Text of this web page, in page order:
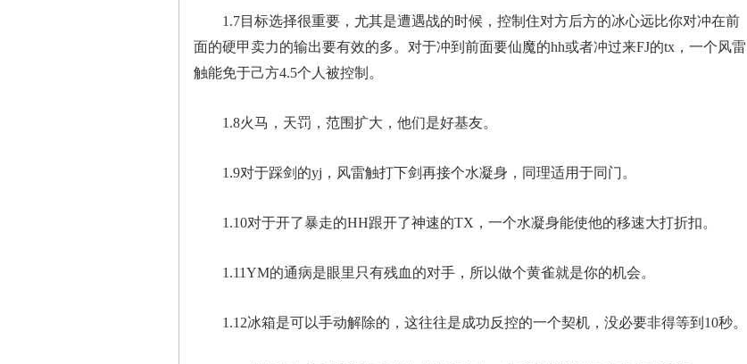
1.7目标选择很重要，尤其是遭遇战的时候，控制住对方后方的冰心远比你对冲在前
面的硬甲卖力的输出要有效的多。对于冲到前面要仙魔的hh或者冲过来FJ的tx，一个风雷
触能免于己方4.5个人被控制。
1.8火马，天罚，范围扩大，他们是好基友。
1.9对于踩剑的yj，风雷触打下剑再接个水凝身，同理适用于同门。
1.10对于开了暴走的HH跟开了神速的TX，一个水凝身能使他的移速大打折扣。
1.11YM的通病是眼里只有残血的对手，所以做个黄雀就是你的机会。
1.12冰箱是可以手动解除的，这往往是成功反控的一个契机，没必要非得等到10秒。